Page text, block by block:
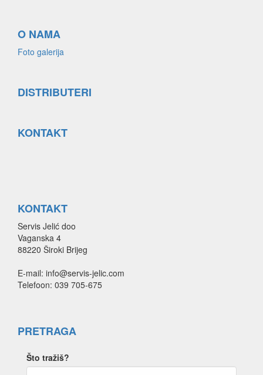
O NAMA
Foto galerija
DISTRIBUTERI
KONTAKT
KONTAKT
Servis Jelić doo
Vaganska 4
88220 Široki Brijeg
E-mail: info@servis-jelic.com
Telefoon: 039 705-675
PRETRAGA
Što tražiš?